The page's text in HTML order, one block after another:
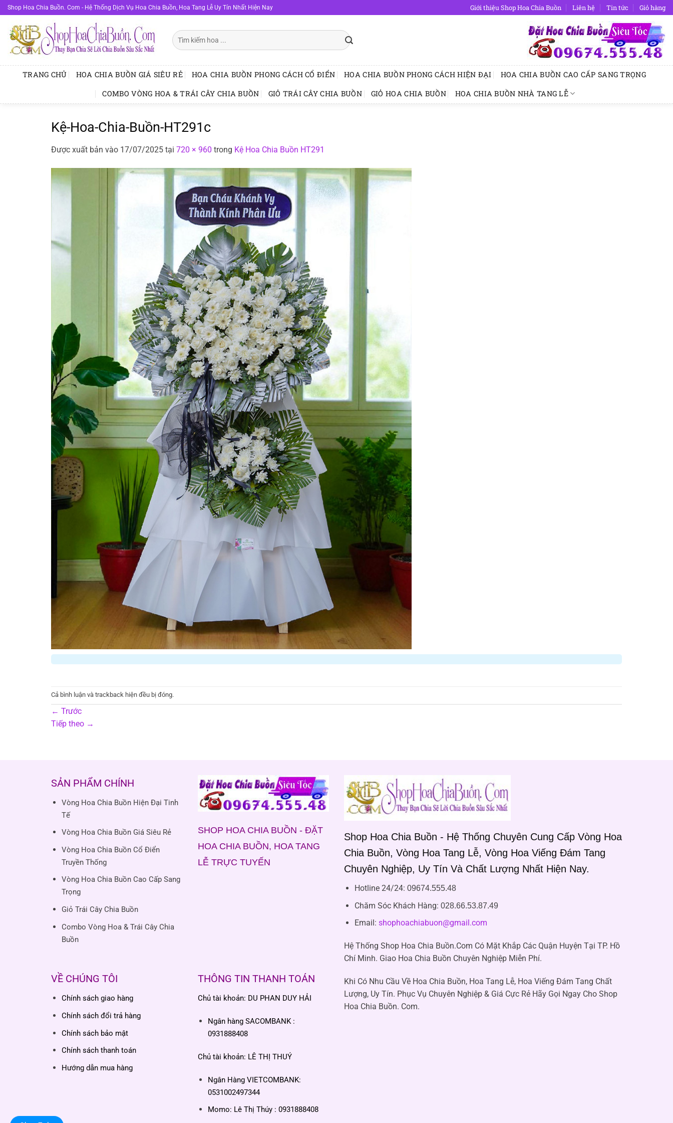
Bỏ
qua
nội
dung
Shop Hoa Chia Buồn. Com - Hệ Thống Dịch Vụ Hoa Chia Buồn, Hoa Tang Lễ Uy Tín Nhất Hiện Nay Giới thiệu Shop Hoa Chia Buồn Liên hệ Tin tức Giỏ hàng
Tìm
kiếm:
TRANG CHỦ HOA CHIA BUỒN GIÁ SIÊU RẺ HOA CHIA BUỒN PHONG CÁCH CỔ ĐIỂN HOA CHIA BUỒN PHONG CÁCH HIỆN ĐẠI
HOA CHIA BUỒN CAO CẤP SANG TRỌNG
COMBO VÒNG HOA & TRÁI CÂY CHIA BUỒN
GIỎ TRÁI CÂY CHIA BUỒN GIỎ HOA CHIA BUỒN HOA CHIA BUỒN NHÀ TANG LỄ
Kệ-Hoa-Chia-Buồn-HT291c
Được xuất bản vào 17/07/2025 tại 720 × 960 trong Kệ Hoa Chia Buồn HT291
Cả bình luận và trackback hiện đều bị đóng.
← Trước
Tiếp theo →
SẢN PHẨM CHÍNH
Vòng Hoa Chia Buồn Hiện Đại Tinh
Tế
Vòng Hoa Chia Buồn Giá Siêu Rẻ
Vòng Hoa Chia Buồn Cổ Điển
Truyền Thống
Vòng Hoa Chia Buồn Cao Cấp Sang
Trọng
Giỏ Trái Cây Chia Buồn
Combo Vòng Hoa & Trái Cây Chia
Buồn
SHOP HOA CHIA BUỒN - ĐẶT
HOA CHIA BUỒN, HOA TANG
LỄ TRỰC TUYẾN
VỀ CHÚNG TÔI
Chính sách giao hàng
Chính sách đổi trả hàng
Chính sách bảo mật
Chính sách thanh toán
Hướng dẫn mua hàng
THÔNG TIN THANH TOÁN
Chủ tài khoản: DU PHAN DUY HẢI
Ngân hàng SACOMBANK :
0931888408
Chủ tài khoản: LÊ THỊ THUÝ
Ngân Hàng VIETCOMBANK:
0531002497344
Momo: Lê Thị Thúy : 0931888408
Shop Hoa Chia Buồn - Hệ Thống Chuyên Cung Cấp Vòng Hoa
Chia Buồn, Vòng Hoa Tang Lễ, Vòng Hoa Viếng Đám Tang
Chuyên Nghiệp, Uy Tín Và Chất Lượng Nhất Hiện Nay.
Hotline 24/24: 09674.555.48
Chăm Sóc Khách Hàng: 028.66.53.87.49
Email: shophoachiabuon@gmail.com
Hệ Thống Shop Hoa Chia Buồn.Com Có Mặt Khắp Các Quận Huyện Tại TP. Hồ
Chí Minh. Giao Hoa Chia Buồn Chuyên Nghiệp Miễn Phí.
Khi Có Nhu Cầu Về Hoa Chia Buồn, Hoa Tang Lễ, Hoa Viếng Đám Tang Chất
Lượng, Uy Tín. Phục Vụ Chuyên Nghiệp & Giá Cực Rẻ Hãy Gọi Ngay Cho Shop
Hoa Chia Buồn. Com.